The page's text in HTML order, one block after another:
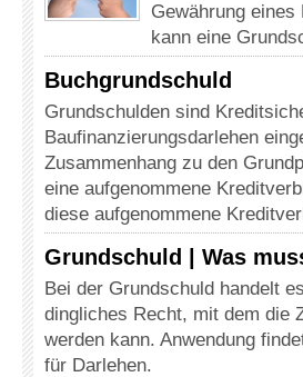
Gewährung
kann eine
Buchgrundschuld
Grundschulden sind
Baufinanzierungsdarlehen
Zusammenhang zu den
eine aufgenommene
diese aufgenommene
Grundschuld | Was
Bei der Grundschuld handelt
dingliches Recht, mit dem die
werden kann. Anwendung
für Darlehen.